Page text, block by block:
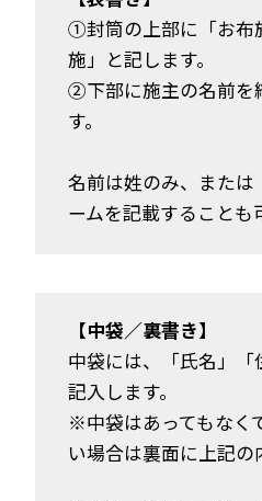
①封筒の上部に「お布
施」と記します。
②下部に施主の名前を
す。
名前は姓のみ、または
ームを記載することも
【中袋／裏書き】
中袋には、「氏名」「
記入します。
※中袋はあってもなく
い場合は裏面に上記の